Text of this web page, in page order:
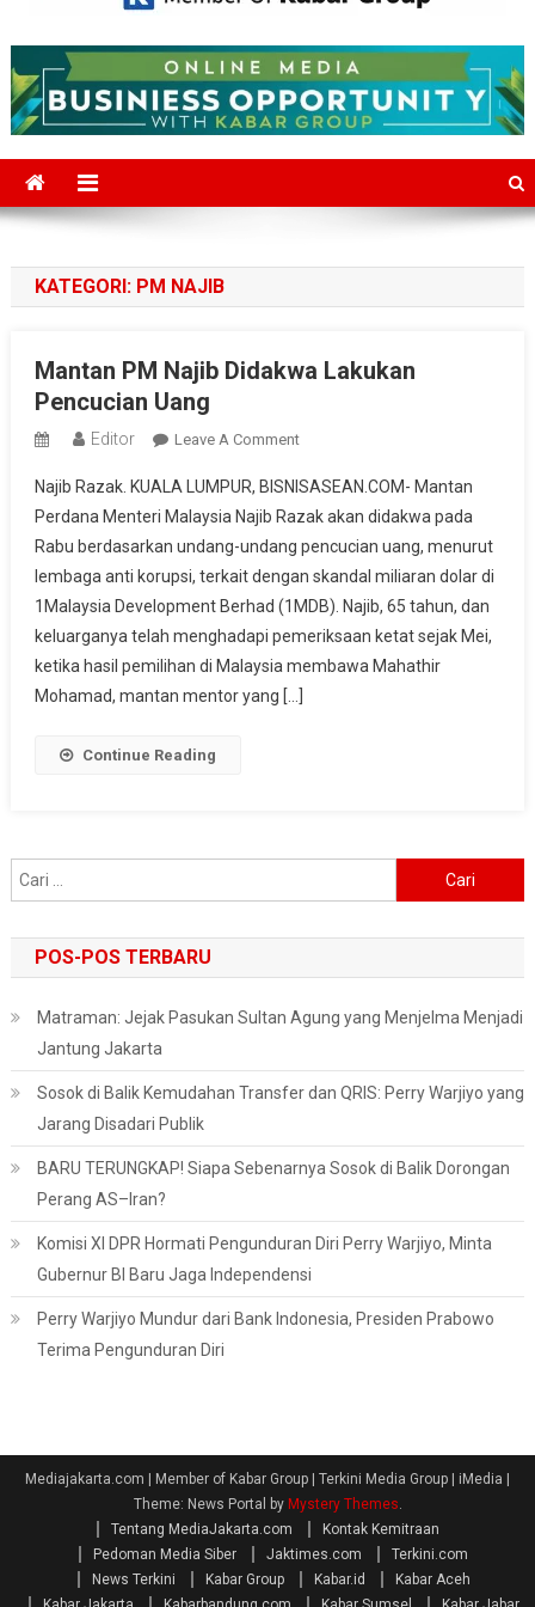
Mediajakarta.com
KATEGORI: PM NAJIB
Mantan PM Najib Didakwa Lakukan
Pencucian Uang
Editor Leave A CommentOn
PM
Najib
Didakwa
Lakukan
Pencucian
Uang
Najib Razak. KUALA LUMPUR, BISNISASEAN.COM- Mantan
Perdana Menteri Malaysia Najib Razak akan didakwa pada
Rabu berdasarkan undang-undang pencucian uang, menurut
lembaga anti korupsi, terkait dengan skandal miliaran dolar di
1Malaysia Development Berhad (1MDB). Najib, 65 tahun, dan
keluarganya telah menghadapi pemeriksaan ketat sejak Mei,
ketika hasil pemilihan di Malaysia membawa Mahathir
Mohamad, mantan mentor yang […]
Continue Reading
untuk:
POS-POS TERBARU
Matraman: Jejak Pasukan Sultan Agung yang Menjelma Menjadi
Jantung Jakarta
Sosok di Balik Kemudahan Transfer dan QRIS: Perry Warjiyo yang
Jarang Disadari Publik
BARU TERUNGKAP! Siapa Sebenarnya Sosok di Balik Dorongan
Perang AS–Iran?
Komisi XI DPR Hormati Pengunduran Diri Perry Warjiyo, Minta
Gubernur BI Baru Jaga Independensi
Perry Warjiyo Mundur dari Bank Indonesia, Presiden Prabowo
Terima Pengunduran Diri
Mediajakarta.com | Member of Kabar Group | Terkini Media Group | iMedia
Theme: News Portal by Mystery Themes.
Tentang MediaJakarta.com
Kontak Kemitraan
Pedoman Media Siber
Jaktimes.com
Terkini.com
News Terkini
Kabar Group Kabar.id
Kabar Aceh